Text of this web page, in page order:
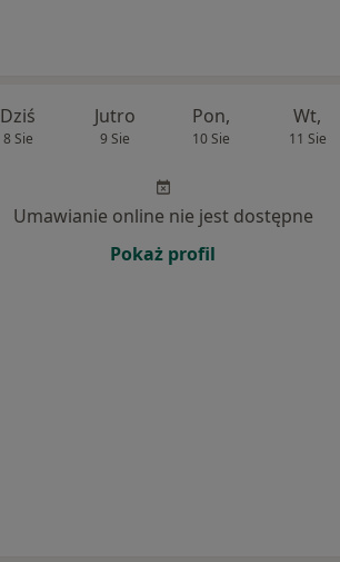
Dziś
8 Sie
Jutro
9 Sie
Pon,
10 Sie
Wt,
11 Sie
Umawianie online nie jest dostępne
Pokaż profil